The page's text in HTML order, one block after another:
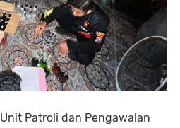
Unit Patroli dan Pengawalan